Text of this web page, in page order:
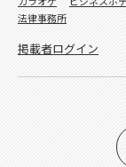
法律事務所
掲載者ログイン